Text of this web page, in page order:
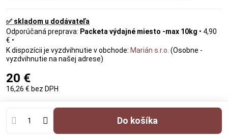
✅ skladom u dodávateľa
Packeta výdajné miesto -max 10kg • 4,90
€ •
Marián s.r.o. (Osobne -
vyzdvihnutie na našej adrese)
20 €
16,26 € bez DPH
Do košíka